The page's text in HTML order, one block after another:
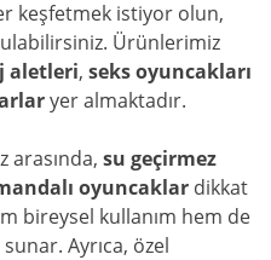
keşfetmek istiyor olun,
Ürünlerimiz
aletleri, seks oyuncakları
yer almaktadır.
arasında, su geçirmez
oyuncaklar dikkat
bireysel kullanım hem de
Ayrıca, özel